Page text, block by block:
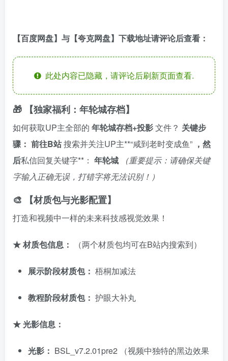
【百度网盘】与【夸克网盘】下载地址请评论后查看：
此处内容已隐藏，请评论后刷新页面查看.
🎁 【独家福利：年轮城存档】
如何获取UP主全部的 年轮城存档+投影文件？ 关键步
骤： 前往B站搜索并关注UP主**“咸到老时变成鱼” ，然
后私信回复关键字**： 年轮城
（重要提示：请确保关键
字输入正确无误，打错字将无法识别！）
🎨 【材质包与光影配置】
打造和视频中一样的未来科技感视觉效果！
★ 材质包信息： （两个材质包均可在B站内搜索到）
展示阶段材质包： 梧桐加减法
教程阶段材质包： 护眼大补丸
★ 光影信息：
光影： BSL_v7.2.01pre2 （视频中独特的黑边效果